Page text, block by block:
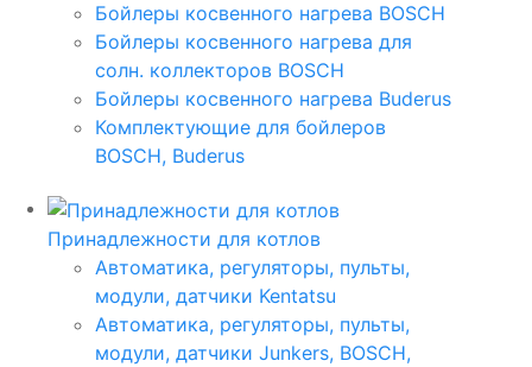
Бойлеры косвенного нагрева BOSCH
Бойлеры косвенного нагрева для
солн. коллекторов BOSCH
Бойлеры косвенного нагрева Buderus
Комплектующие для бойлеров
BOSCH, Buderus
Принадлежности для котлов
Автоматика, регуляторы, пульты,
модули, датчики Kentatsu
Автоматика, регуляторы, пульты,
модули, датчики Junkers, BOSCH,